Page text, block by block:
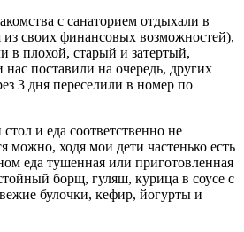
с санаторием отдыхали в
из своих финансовых возможностей),
в плохой, старый и затертый,
поставили на очередь, других
3 дня переселили в номер по
и еда соответственно не
можно, ходя мои дети частенько есть
еда тушенная или приготовленная
борщ, гуляш, курица в соусе с
булочки, кефир, йогурты и